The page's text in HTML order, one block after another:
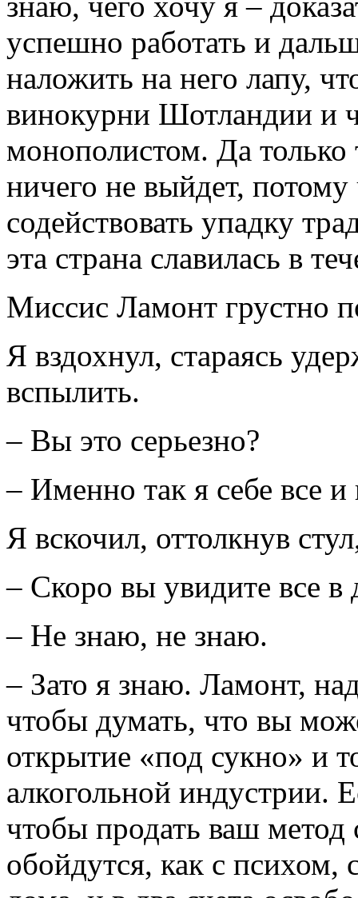
успешно работать и
наложить на него лапу,
винокурни Шотландии и
монополистом. Да только
ничего не выйдет,
содействовать упадку
эта страна славилась в
Миссис Ламонт грустно
Я вздохнул, стараясь
вспылить.
– Вы это серьезно?
– Именно так я себе все и
Я вскочил, оттолкнув
– Скоро вы увидите все в
– Не знаю, не знаю.
– Зато я знаю. Ламонт,
чтобы думать, что вы
открытие «под сукно» и
алкогольной индустрии.
чтобы продать ваш
обойдутся, как с